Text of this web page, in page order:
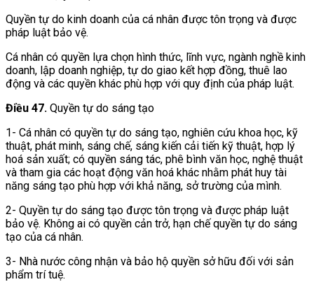
Quyền tự do kinh doanh của cá nhân được tôn trọng và được
pháp luật bảo vệ.
Cá nhân có quyền lựa chọn hình thức, lĩnh vực, ngành nghề kinh
doanh, lập doanh nghiệp, tự do giao kết hợp đồng, thuê lao
động và các quyền khác phù hợp với quy định của pháp luật.
Điều 47. Quyền tự do sáng tạo
1- Cá nhân có quyền tự do sáng tạo, nghiên cứu khoa học, kỹ
thuật, phát minh, sáng chế, sáng kiến cải tiến kỹ thuật, hợp lý
hoá sản xuất; có quyền sáng tác, phê bình văn học, nghệ thuật
và tham gia các hoạt động văn hoá khác nhằm phát huy tài
năng sáng tạo phù hợp với khả năng, sở trường của mình.
2- Quyền tự do sáng tạo được tôn trọng và được pháp luật
bảo vệ. Không ai có quyền cản trở, hạn chế quyền tự do sáng
tạo của cá nhân.
3- Nhà nước công nhận và bảo hộ quyền sở hữu đối với sản
phẩm trí tuệ.